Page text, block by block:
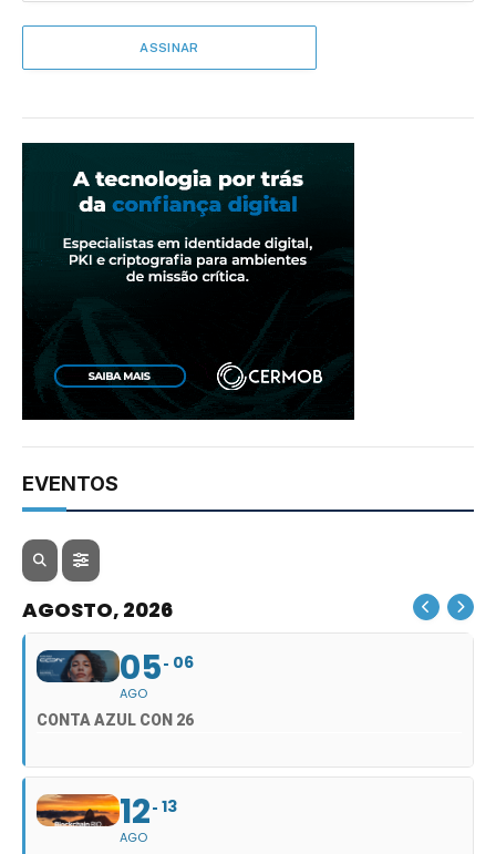
EVENTOS
AGOSTO, 2026
05
AGO
06
CONTA AZUL CON 26
12
AGO
13